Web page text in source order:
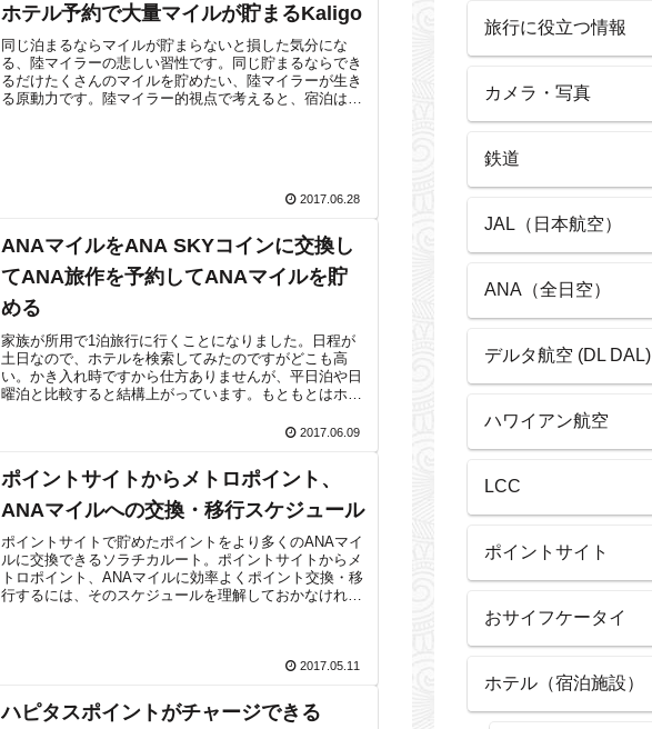
ホテル予約で大量マイルが貯まるKaligo
同じ泊まるならマイルが貯まらないと損した気分にな
る、陸マイラーの悲しい習性です。同じ貯まるならでき
るだけたくさんのマイルを貯めたい、陸マイラーが生き
る原動力です。陸マイラー的視点で考えると、宿泊はマ
2017.06.28
ANAマイルをANA SKYコインに交換し
てANA旅作を予約してANAマイルを貯
める
家族が所用で1泊旅行に行くことになりました。日程が
土日なので、ホテルを検索してみたのですがどこも高
い。かき入れ時ですから仕方ありませんが、平日泊や日
曜泊と比較すると結構上がっています。もともとはホテ
2017.06.09
ポイントサイトからメトロポイント、
ANAマイルへの交換・移行スケジュール
ポイントサイトで貯めたポイントをより多くのANAマイ
ルに交換できるソラチカルート。ポイントサイトからメ
トロポイント、ANAマイルに効率よくポイント交換・移
行するには、そのスケジュールを理解しておかなければ
2017.05.11
ハピタスポイントがチャージできる
旅行に役立つ情報
カメラ・写真
鉄道
JAL（日本航空）
ANA（全日空）
デルタ航空 (DL DAL)
ハワイアン航空
LCC
ポイントサイト
おサイフケータイ
ホテル（宿泊施設）